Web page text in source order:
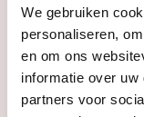
We gebruiken
personaliseren,
en om ons
informatie over
partners voor
Wat we doen